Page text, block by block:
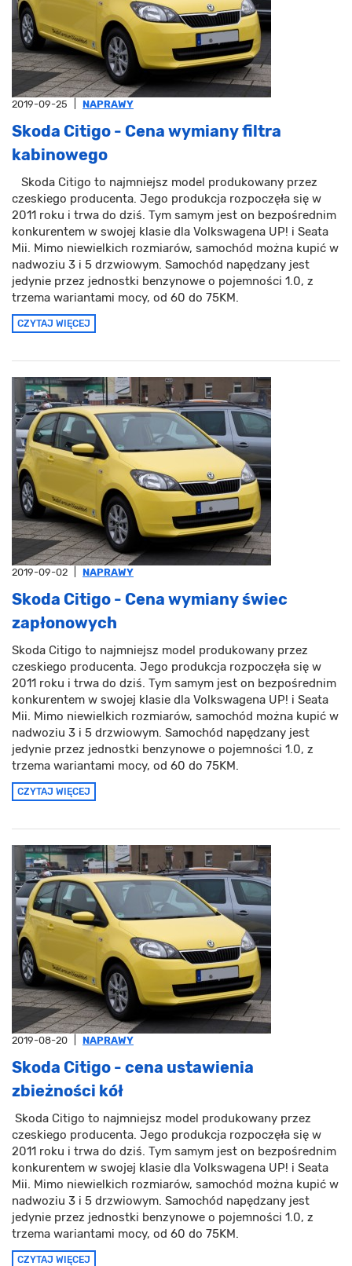
2019-09-25 NAPRAWY
Skoda Citigo - Cena wymiany filtra
kabinowego
Skoda Citigo to najmniejsz model produkowany przez
czeskiego producenta. Jego produkcja rozpoczęła się w
2011 roku i trwa do dziś. Tym samym jest on bezpośrednim
konkurentem w swojej klasie dla Volkswagena UP! i Seata
Mii. Mimo niewielkich rozmiarów, samochód można kupić w
nadwoziu 3 i 5 drzwiowym. Samochód napędzany jest
jedynie przez jednostki benzynowe o pojemności 1.0, z
trzema wariantami mocy, od 60 do 75KM.
CZYTAJ WIĘCEJ
2019-09-02 NAPRAWY
Skoda Citigo - Cena wymiany świec
zapłonowych
Skoda Citigo to najmniejsz model produkowany przez
czeskiego producenta. Jego produkcja rozpoczęła się w
2011 roku i trwa do dziś. Tym samym jest on bezpośrednim
konkurentem w swojej klasie dla Volkswagena UP! i Seata
Mii. Mimo niewielkich rozmiarów, samochód można kupić w
nadwoziu 3 i 5 drzwiowym. Samochód napędzany jest
jedynie przez jednostki benzynowe o pojemności 1.0, z
trzema wariantami mocy, od 60 do 75KM.
CZYTAJ WIĘCEJ
2019-08-20 NAPRAWY
Skoda Citigo - cena ustawienia
zbieżności kół
Skoda Citigo to najmniejsz model produkowany przez
czeskiego producenta. Jego produkcja rozpoczęła się w
2011 roku i trwa do dziś. Tym samym jest on bezpośrednim
konkurentem w swojej klasie dla Volkswagena UP! i Seata
Mii. Mimo niewielkich rozmiarów, samochód można kupić w
nadwoziu 3 i 5 drzwiowym. Samochód napędzany jest
jedynie przez jednostki benzynowe o pojemności 1.0, z
trzema wariantami mocy, od 60 do 75KM.
CZYTAJ WIĘCEJ